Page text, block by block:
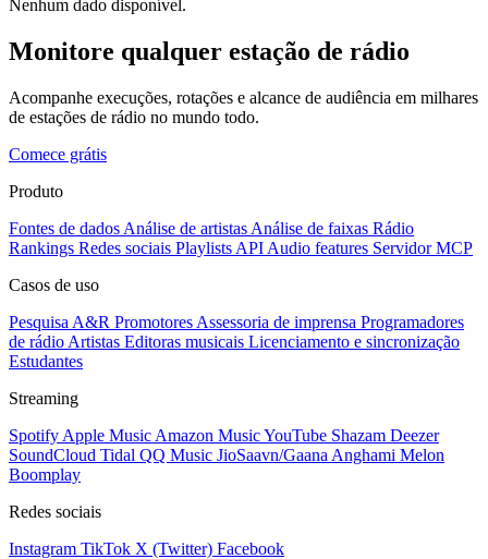
Nenhum dado disponível.
Monitore qualquer estação de rádio
Acompanhe execuções, rotações e alcance de audiência em milhares
de estações de rádio no mundo todo.
Comece grátis
Produto
Fontes de dados Análise de artistas Análise de faixas Rádio
Rankings Redes sociais Playlists API Audio features Servidor MCP
Casos de uso
Pesquisa A&R Promotores Assessoria de imprensa Programadores
de rádio Artistas Editoras musicais Licenciamento e sincronização
Estudantes
Streaming
Spotify Apple Music Amazon MusicYouTube Shazam Deezer
SoundCloud Tidal QQ Music JioSaavn/Gaana Anghami Melon
Boomplay
Redes sociais
Instagram TikTok X (Twitter) Facebook